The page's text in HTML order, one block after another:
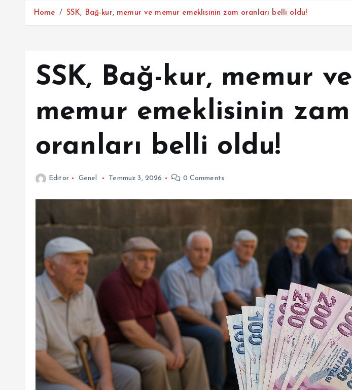
Home SSK, Bağ-kur, memur ve memur emeklisinin zam oranları belli oldu!
SSK, Bağ-kur, memur ve
memur emeklisinin zam
oranları belli oldu!
Editor Genel Temmuz 3, 2026 0 Comments